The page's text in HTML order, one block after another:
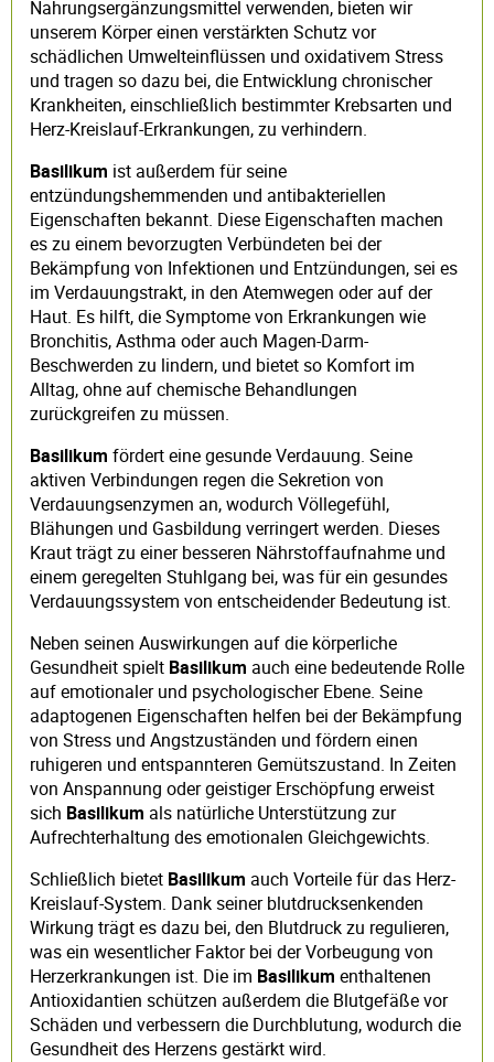
Nahrungsergänzungsmittel verwenden, bieten wir
unserem Körper einen verstärkten Schutz vor
schädlichen Umwelteinflüssen und oxidativem Stress
und tragen so dazu bei, die Entwicklung chronischer
Krankheiten, einschließlich bestimmter Krebsarten und
Herz-Kreislauf-Erkrankungen, zu verhindern.
Basilikum ist außerdem für seine
entzündungshemmenden und antibakteriellen
Eigenschaften bekannt. Diese Eigenschaften machen
es zu einem bevorzugten Verbündeten bei der
Bekämpfung von Infektionen und Entzündungen, sei es
im Verdauungstrakt, in den Atemwegen oder auf der
Haut. Es hilft, die Symptome von Erkrankungen wie
Bronchitis, Asthma oder auch Magen-Darm-
Beschwerden zu lindern, und bietet so Komfort im
Alltag, ohne auf chemische Behandlungen
zurückgreifen zu müssen.
Basilikum fördert eine gesunde Verdauung. Seine
aktiven Verbindungen regen die Sekretion von
Verdauungsenzymen an, wodurch Völlegefühl,
Blähungen und Gasbildung verringert werden. Dieses
Kraut trägt zu einer besseren Nährstoffaufnahme und
einem geregelten Stuhlgang bei, was für ein gesundes
Verdauungssystem von entscheidender Bedeutung ist.
Neben seinen Auswirkungen auf die körperliche
Gesundheit spielt Basilikum auch eine bedeutende Rolle
auf emotionaler und psychologischer Ebene. Seine
adaptogenen Eigenschaften helfen bei der Bekämpfung
von Stress und Angstzuständen und fördern einen
ruhigeren und entspannteren Gemütszustand. In Zeiten
von Anspannung oder geistiger Erschöpfung erweist
sich Basilikum als natürliche Unterstützung zur
Aufrechterhaltung des emotionalen Gleichgewichts.
Schließlich bietet Basilikum auch Vorteile für das Herz-
Kreislauf-System. Dank seiner blutdrucksenkenden
Wirkung trägt es dazu bei, den Blutdruck zu regulieren,
was ein wesentlicher Faktor bei der Vorbeugung von
Herzerkrankungen ist. Die im Basilikum enthaltenen
Antioxidantien schützen außerdem die Blutgefäße vor
Schäden und verbessern die Durchblutung, wodurch die
Gesundheit des Herzens gestärkt wird.